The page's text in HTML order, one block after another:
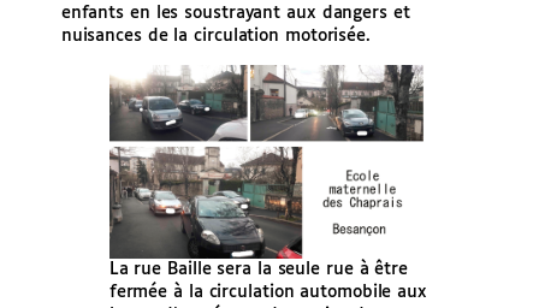
enfants en les soustrayant aux dangers et
nuisances de la circulation motorisée.
La rue Baille sera la seule rue à être
fermée à la circulation automobile aux